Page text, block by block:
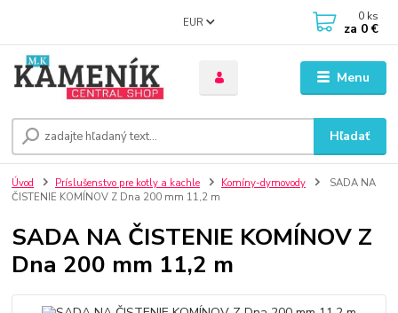
Menu
EUR
Hľadať
0 ks
za 0 €
Úvod Príslušenstvo pre kotly a kachle Komíny-dymovody
SADA NA
ČISTENIE KOMÍNOV Z Dna 200 mm 11,2 m
SADA NA ČISTENIE KOMÍNOV Z
Dna 200 mm 11,2 m